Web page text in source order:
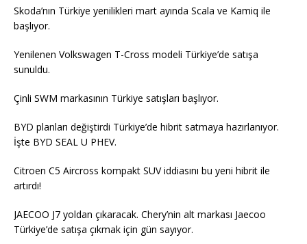
Skoda’nın Türkiye yenilikleri mart ayında Scala ve Kamiq ile
başlıyor.
Yenilenen Volkswagen T-Cross modeli Türkiye’de satışa
sunuldu.
Çinli SWM markasının Türkiye satışları başlıyor.
BYD planları değiştirdi Türkiye’de hibrit satmaya hazırlanıyor.
İşte BYD SEAL U PHEV.
Citroen C5 Aircross kompakt SUV iddiasını bu yeni hibrit ile
artırdı!
JAECOO J7 yoldan çıkaracak. Chery’nin alt markası Jaecoo
Türkiye’de satışa çıkmak için gün sayıyor.